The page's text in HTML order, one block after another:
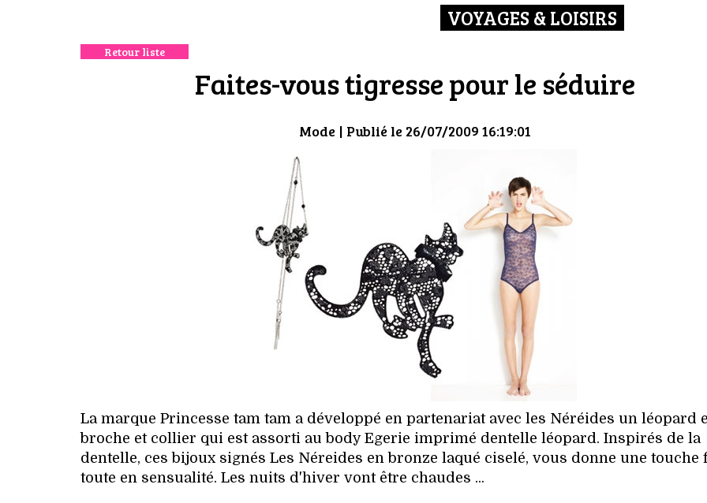
VOYAGES & LOISIRS
Retour liste
Faites-vous tigresse pour le séduire
Mode| Publié le 26/07/2009 16:19:01
La marque Princesse tam tam a développé en partenariat avec les Néréides un léopard
broche et collier qui est assorti au body Egerie imprimé dentelle léopard. Inspirés de la
dentelle, ces bijoux signés Les Néreides en bronze laqué ciselé, vous donne une touche
toute en sensualité. Les nuits d'hiver vont être chaudes ...